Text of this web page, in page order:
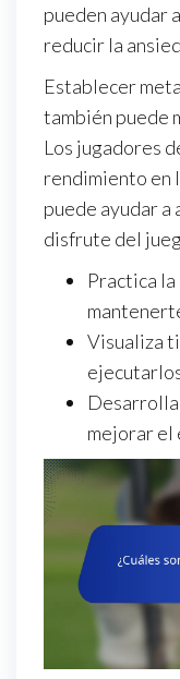
pueden ayudar
reducir la
Establecer
también puede
Los jugadores
rendimiento en
puede ayudar
disfrute del
Practica
Visualiza
mejorar el